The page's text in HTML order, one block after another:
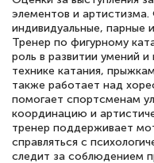
элементов и
индивидуальные, парные
Тренер по фигурному
роль в развитии умений
технике катания,
также работает над
помогает спортсменам
координацию и
тренер поддерживает
справляться с
следит за соблюдением